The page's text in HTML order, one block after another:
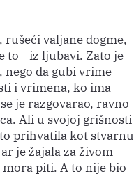
valjane dogme,
to - iz ljubavi. Zato je
da gubi vrime
i vrimena, ko ima
je razgovarao, ravno
Ali u svojoj grišnosti
prihvatila kot stvarnu
je žajala za živom
mora piti. A to nije bio